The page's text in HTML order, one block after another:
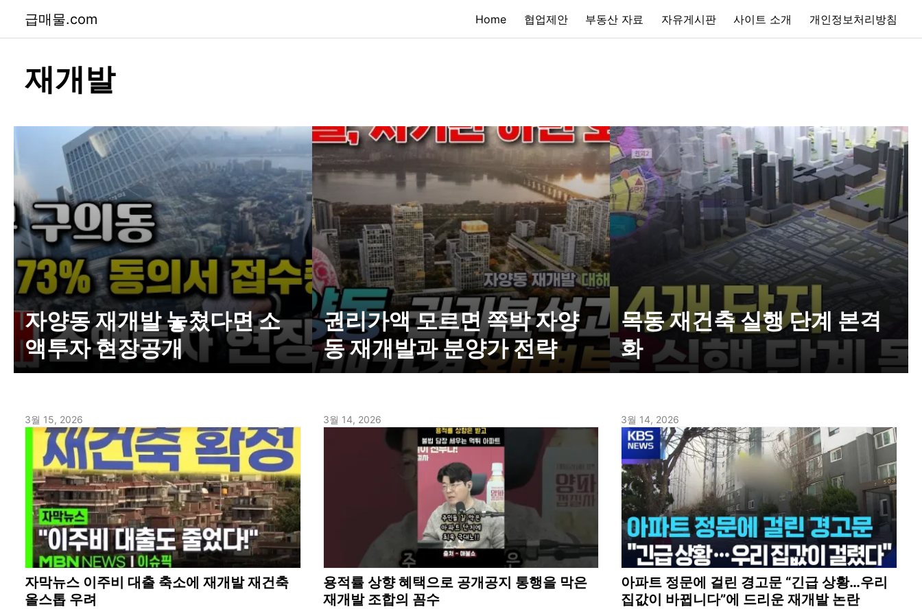
급매물.com Home 협업제안 부동산 자료 자유게시판 사이트 소개 개인정보처리방침
재개발
자양동 재개발 놓쳤다면 소
액투자 현장공개
권리가액 모르면 쪽박 자양
동 재개발과 분양가 전략
목동 재건축 실행 단계 본격
화
3월 15, 2026
자막뉴스 이주비 대출 축소에 재개발 재건축
올스톱 우려
3월 14, 2026
용적률 상향 혜택으로 공개공지 통행을 막은
재개발 조합의 꼼수
3월 14, 2026
아파트 정문에 걸린 경고문 “긴급 상황…우리
집값이 바뀝니다”에 드리운 재개발 논란